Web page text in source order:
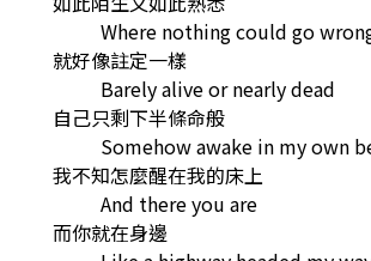
Where nothing could go
就好像註定一樣
Barely alive or nearly dead
自己只剩下半條命般
Somehow awake in my own
我不知怎麼醒在我的床上
And there you are
而你就在身邊